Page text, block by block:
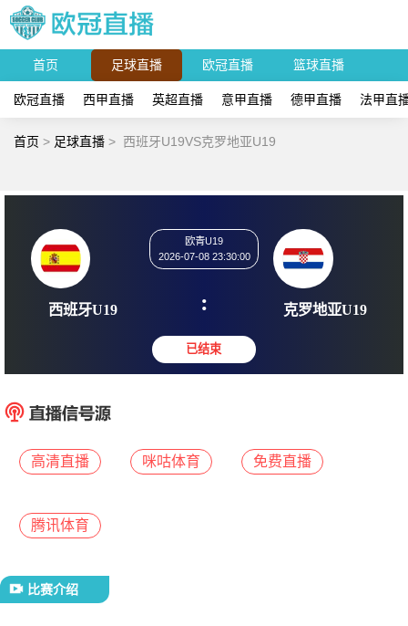
首页 足球直播 欧冠直播 篮球直播
欧冠直播 西甲直播 英超直播 意甲直播 德甲直播 法甲直
首页 > 足球直播 > 西班牙U19VS克罗地亚U19
西班牙U19
2026-07-08 23:30:00
: 克罗地
高清直播 咪咕体育 免费直播
腾讯体育
比赛介绍